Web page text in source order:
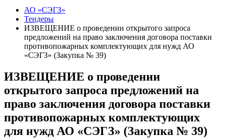
АО «СЭГЗ»
Тендеры
ИЗВЕЩЕНИЕ о проведении открытого запроса
предложений на право заключения договора поставки
противопожарных комплектующих для нужд АО
«СЭГЗ» (Закупка № 39)
ИЗВЕЩЕНИЕ о проведении
открытого запроса предложений на
право заключения договора поставки
противопожарных комплектующих
для нужд АО «СЭГЗ» (Закупка № 39)